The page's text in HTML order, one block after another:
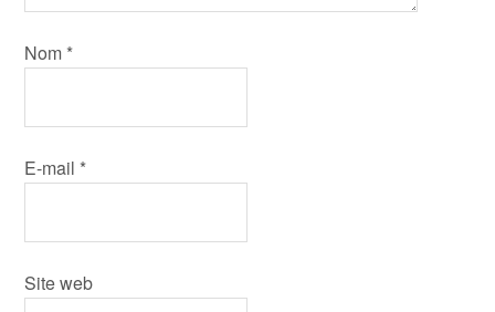
Nom *
E-mail *
Site web